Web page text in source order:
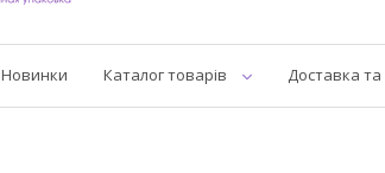
Новинки Каталог товарів Доставка